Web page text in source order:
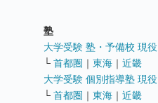
塾
大学受験 塾・予備校 現役
└ 首都圏 ｜ 東海 ｜ 近畿
大学受験 個別指導塾 現役
└ 首都圏 ｜ 東海 ｜ 近畿